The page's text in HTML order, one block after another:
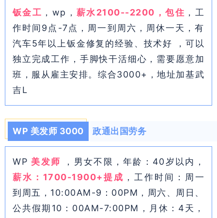
钣金工 ，wp，薪水2100--2200，包住 ，工
作时间9点-7点，周一到周六，周休一天，有
汽车5年以上钣金修复的经验、技术好 ，可以
独立完成工作，手脚快干活细心，需要愿意加
班，服从雇主安排。综合3000+，地址加基武
吉L
WP 美发师 3000 政通出国劳务
WP 美发师
，男女不限，年龄：40岁以内，
薪水：1700-1900+提成 ，工作时间：周一
到周五，10:00AM-9：00PM，周六、周日、
公共假期10：00AM-7:00PM，月休：4天，